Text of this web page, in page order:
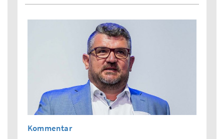
Kommentar